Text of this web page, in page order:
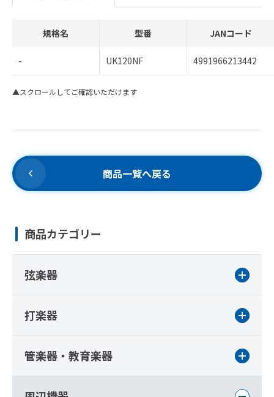
規格名 型番 JANコード
- UK120NF 4991966213442
▲スクロールしてご確認いただけます
商品一覧へ戻る
商品カテゴリー
弦楽器
打楽器
管楽器・教育楽器